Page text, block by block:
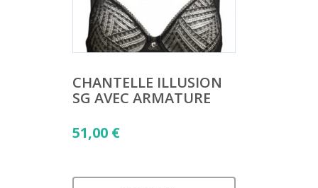
CHANTELLE ILLUSION
SG AVEC ARMATURE
51,00 €